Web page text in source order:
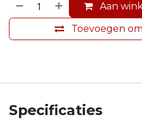
Aan
Toevoegen
Specificaties